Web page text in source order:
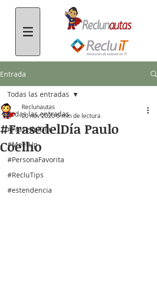
Entrada
Todas las entradas
#FrasedelDía
#MeetUp
#PersonaFavorita
#RecluTips
#estendencia
Todas las entradas
#FrasedelDía Paulo
Coelho
Reclunautas
20 nov 20200 min de lectura